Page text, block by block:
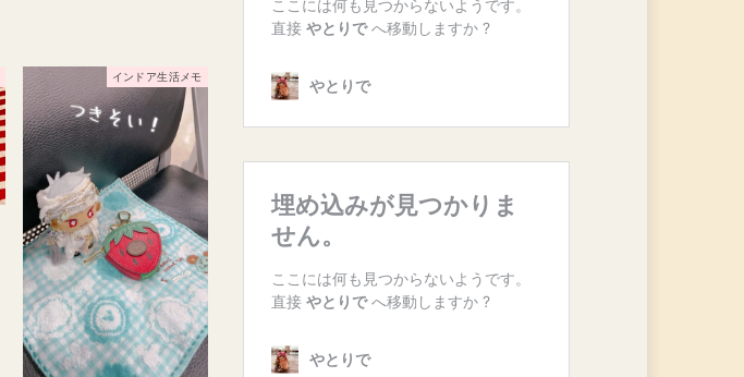
インドア生活メモ